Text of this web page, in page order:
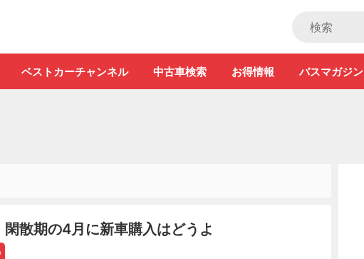
ベストカーチャンネル 中古車検索 お得情報 バスマガジン
散期の4月に新車購入はどうよ